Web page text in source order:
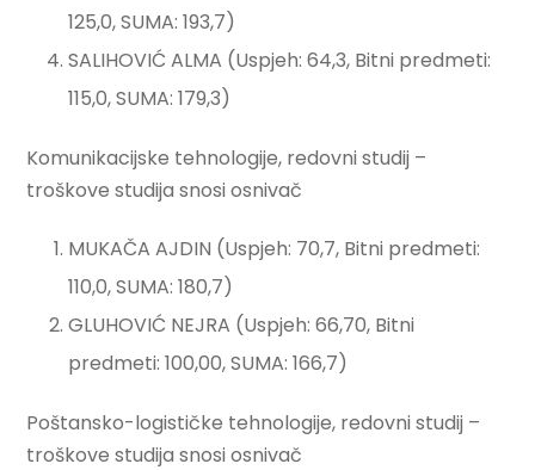
125,0, SUMA: 193,7)
SALIHOVIĆ ALMA (Uspjeh: 64,3, Bitni predmeti:
115,0, SUMA: 179,3)
Komunikacijske tehnologije, redovni studij –
troškove studija snosi osnivač
MUKAČA AJDIN (Uspjeh: 70,7, Bitni predmeti:
110,0, SUMA: 180,7)
GLUHOVIĆ NEJRA (Uspjeh: 66,70, Bitni
predmeti: 100,00, SUMA: 166,7)
Poštansko-logističke tehnologije, redovni studij –
troškove studija snosi osnivač